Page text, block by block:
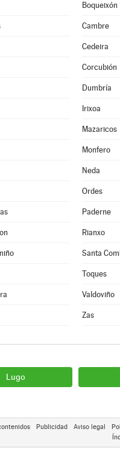
Boqueixón
Cambre
Cedeira
Corcubión
Dumbría
Irixoa
Mazaricos
Monfero
Neda
Ordes
Paderne
Rianxo
Santa
Toques
Valdoviño
Zas
Lugo
Publicidad Aviso legal